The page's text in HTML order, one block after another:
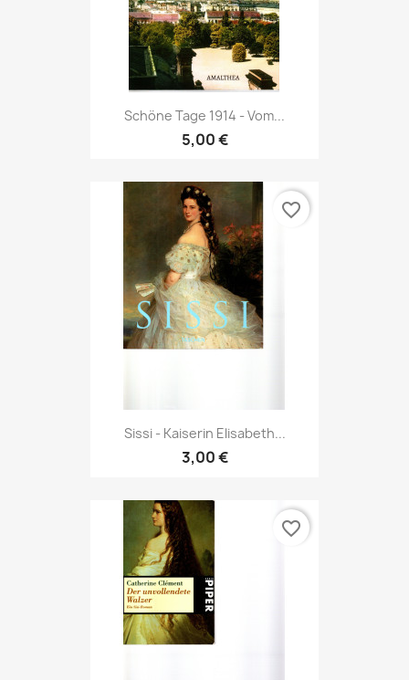
Schöne Tage 1914 - Vom...
5,00 €
Sissi - Kaiserin Elisabeth...
3,00 €
favorite_border
favorite_border